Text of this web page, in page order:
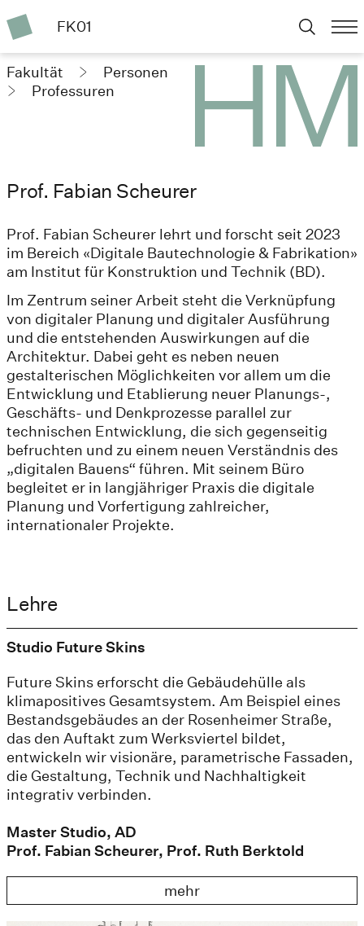
FK01
Fakultät
Personen
Professuren
Prof. Fabian Scheurer
Prof. Fabian Scheurer lehrt und forscht seit 2023
im Bereich «Digitale Bautechnologie & Fabrikation»
am Institut für Konstruktion und Technik (BD).
Im Zentrum seiner Arbeit steht die Verknüpfung
von digitaler Planung und digitaler Ausführung
und die entstehenden Auswirkungen auf die
Architektur. Dabei geht es neben neuen
gestalterischen Möglichkeiten vor allem um die
Entwicklung und Etablierung neuer Planungs-,
Geschäfts- und Denkprozesse parallel zur
technischen Entwicklung, die sich gegenseitig
befruchten und zu einem neuen Verständnis des
„digitalen Bauens“ führen. Mit seinem Büro
begleitet er in langjähriger Praxis die digitale
Planung und Vorfertigung zahlreicher,
internationaler Projekte.
Lehre
Studio Future Skins
Future Skins erforscht die Gebäudehülle als
klimapositives Gesamtsystem. Am Beispiel eines
Bestandsgebäudes an der Rosenheimer Straße,
das den Auftakt zum Werksviertel bildet,
entwickeln wir visionäre, parametrische Fassaden,
die Gestaltung, Technik und Nachhaltigkeit
integrativ verbinden.
Master Studio, AD
Prof. Fabian Scheurer, Prof. Ruth Berktold
mehr